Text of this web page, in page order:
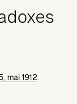
mai 1912.